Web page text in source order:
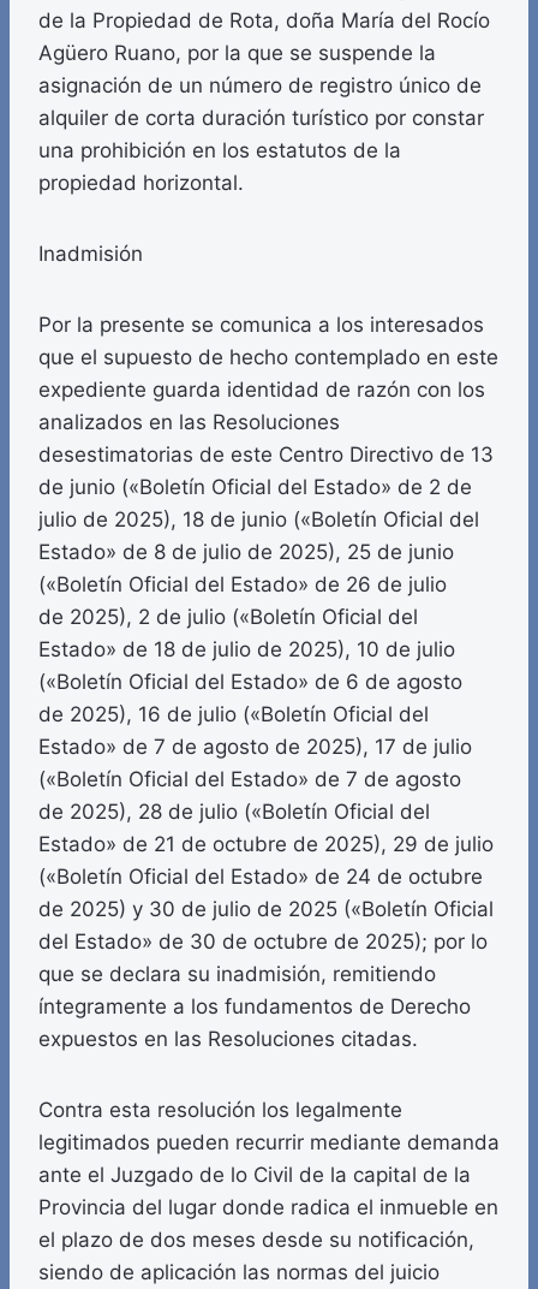
de la Propiedad de Rota, doña María del Rocío
Agüero Ruano, por la que se suspende la
asignación de un número de registro único de
alquiler de corta duración turístico por constar
una prohibición en los estatutos de la
propiedad horizontal.
Inadmisión
Por la presente se comunica a los interesados
que el supuesto de hecho contemplado en este
expediente guarda identidad de razón con los
analizados en las Resoluciones
desestimatorias de este Centro Directivo de 13
de junio («Boletín Oficial del Estado» de 2 de
julio de 2025), 18 de junio («Boletín Oficial del
Estado» de 8 de julio de 2025), 25 de junio
(«Boletín Oficial del Estado» de 26 de julio
de 2025), 2 de julio («Boletín Oficial del
Estado» de 18 de julio de 2025), 10 de julio
(«Boletín Oficial del Estado» de 6 de agosto
de 2025), 16 de julio («Boletín Oficial del
Estado» de 7 de agosto de 2025), 17 de julio
(«Boletín Oficial del Estado» de 7 de agosto
de 2025), 28 de julio («Boletín Oficial del
Estado» de 21 de octubre de 2025), 29 de julio
(«Boletín Oficial del Estado» de 24 de octubre
de 2025) y 30 de julio de 2025 («Boletín Oficial
del Estado» de 30 de octubre de 2025); por lo
que se declara su inadmisión, remitiendo
íntegramente a los fundamentos de Derecho
expuestos en las Resoluciones citadas.
Contra esta resolución los legalmente
legitimados pueden recurrir mediante demanda
ante el Juzgado de lo Civil de la capital de la
Provincia del lugar donde radica el inmueble en
el plazo de dos meses desde su notificación,
siendo de aplicación las normas del juicio